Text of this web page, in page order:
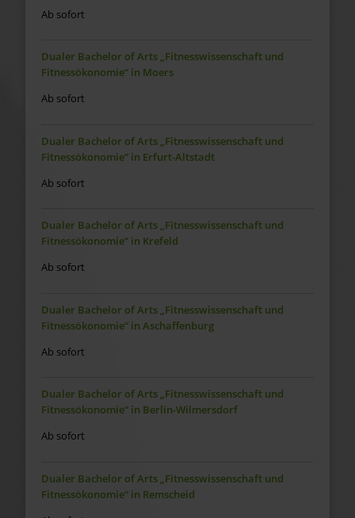
Ab sofort
Dualer Bachelor of Arts „Fitnesswissenschaft und
Fitnessökonomie“ in Moers
Ab sofort
Dualer Bachelor of Arts „Fitnesswissenschaft und
Fitnessökonomie“ in Erfurt-Altstadt
Ab sofort
Dualer Bachelor of Arts „Fitnesswissenschaft und
Fitnessökonomie“ in Krefeld
Ab sofort
Dualer Bachelor of Arts „Fitnesswissenschaft und
Fitnessökonomie“ in Aschaffenburg
Ab sofort
Dualer Bachelor of Arts „Fitnesswissenschaft und
Fitnessökonomie“ in Berlin-Wilmersdorf
Ab sofort
Dualer Bachelor of Arts „Fitnesswissenschaft und
Fitnessökonomie“ in Remscheid